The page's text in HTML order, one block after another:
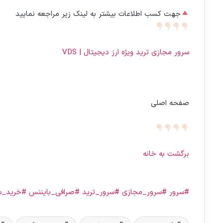
جهت کسب اطلاعات بیشتر به لینک زیر مراجعه نمایید
سرور مجازی ترید ویژه ارز دیجیتال | VDS
صفحه اصلی
برگشت به خانه
#سرور #سرور_مجازی #سرور_ترید #صرافی_بایننس